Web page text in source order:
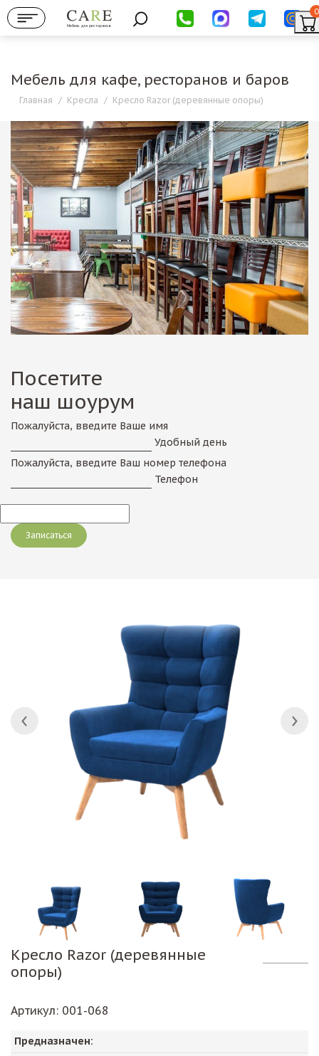
Мебель для ресторанов
0
Мебель для кафе, ресторанов и баров
Главная / Кресла / Кресло Razor (деревянные опоры)
Посетите
наш шоурум
Пожалуйста, введите Ваше имя
Удобный день
Пожалуйста, введите Ваш номер телефона
Телефон
Кресло Razor (деревянные
опоры)
Артикул: 001-068
Предназначен: